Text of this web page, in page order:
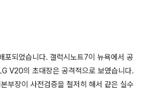
포되었습니다. 갤럭시노트7이 뉴욕에서 공
V20의 초대장은 공격적으로 보였습니다.
부장이 사전검증을 철저히 해서 같은 실수